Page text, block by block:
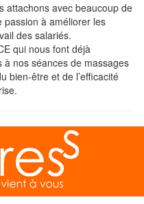
attachons avec beaucoup de
passion à améliorer les
des salariés.
qui nous font déjà
à nos séances de massages
bien-être et de l’efficacité